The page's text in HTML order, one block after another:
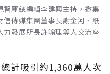
智庫總編輯李建興主持，邀集
信傳媒集團董事長謝金河、紙
力發展所長許喻理等人交流座
計吸引約1,360萬人次